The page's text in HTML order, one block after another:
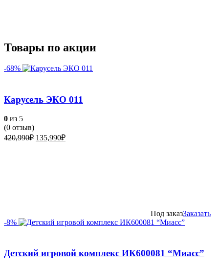
Товары по акции
-68%
Карусель ЭКО 011
0 из 5
(0 отзыв)
420,990₽ Первоначальная
135,990₽Текущая
Под заказЗаказать
-8%
Детский игровой комплекс ИК600081 “Миасс”